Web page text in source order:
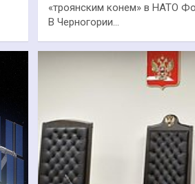
«троянским конем» в НАТО
В Черногории…